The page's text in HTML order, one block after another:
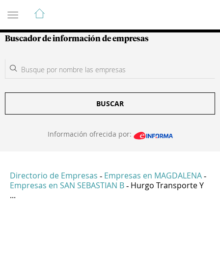
Guía de Empresas Colombianas
Buscador de información de empresas
BUSCAR
Información ofrecida por:
Directorio de Empresas - Empresas en MAGDALENA -
Empresas en SAN SEBASTIAN B - Hurgo Transporte Y
...